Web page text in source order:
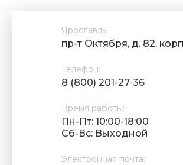
Ярославль
пр-т Октября, д. 82,
Телефон:
8 (800) 201-27-36
Время работы:
Пн-Пт: 10:00-18:00
Cб-Вс: Выходной
Электронная почта: